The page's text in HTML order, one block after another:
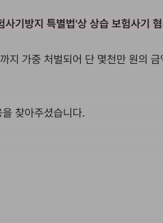
기방지 특별법'상 상습 보험사기
지 가중 처벌되어 단 몇천만 원의
찾아주셨습니다.